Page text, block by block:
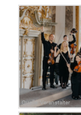
Quelle: Veranstalter